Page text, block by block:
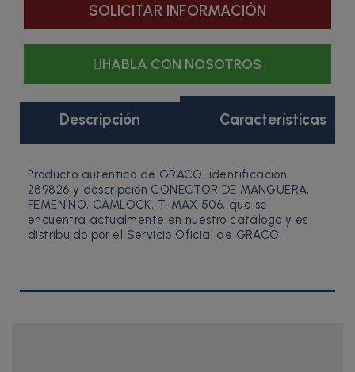
SOLICITAR INFORMACIÓN
HABLA CON NOSOTROS
Descripción Características
Producto auténtico de GRACO, identificación
289826 y descripción CONECTOR DE MANGUERA,
FEMENINO, CAMLOCK, T-MAX 506, que se
encuentra actualmente en nuestro catálogo y es
distribuido por el Servicio Oficial de GRACO.